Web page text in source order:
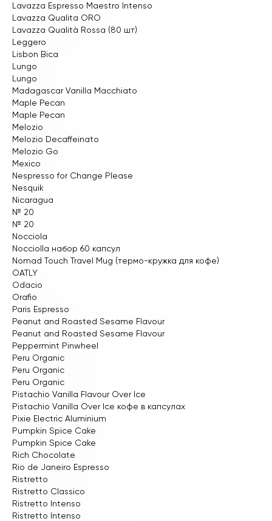
Lavazza Espresso Maestro Intenso
Lavazza Qualita ORO
Lavazza Qualità Rossa (80 шт)
Leggero
Lisbon Bica
Lungo
Lungo
Madagascar Vanilla Macchiato
Maple Pecan
Maple Pecan
Melozio
Melozio Decaffeinato
Melozio Go
Mexico
Nespresso for Change Please
Nesquik
Nicaragua
№ 20
№ 20
Nocciola
Nocciolla набор 60 капсул
Nomad Touch Travel Mug (термо-кружка для кофе)
OATLY
Odacio
Orafio
Paris Espresso
Peanut and Roasted Sesame Flavour
Peanut and Roasted Sesame Flavour
Peppermint Pinwheel
Peru Organic
Peru Organic
Peru Organic
Pistachio Vanilla Flavour Over Ice
Pistachio Vanilla Over Ice кофе в капсулах
Pixie Electric Aluminium
Pumpkin Spice Cake
Pumpkin Spice Cake
Rich Chocolate
Rio de Janeiro Espresso
Ristretto
Ristretto Classico
Ristretto Intenso
Ristretto Intenso